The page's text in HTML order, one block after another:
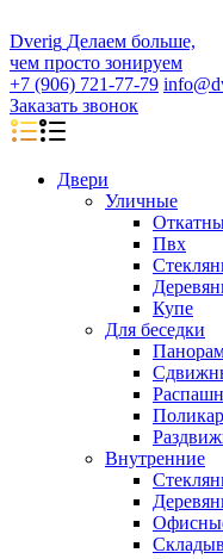
Dverig Делаем больше,
чем просто зонируем
+7 (906) 721-77-79
Заказать звонок
Двери
Уличные
Пвх
Купе
Для беседки
Внутренние